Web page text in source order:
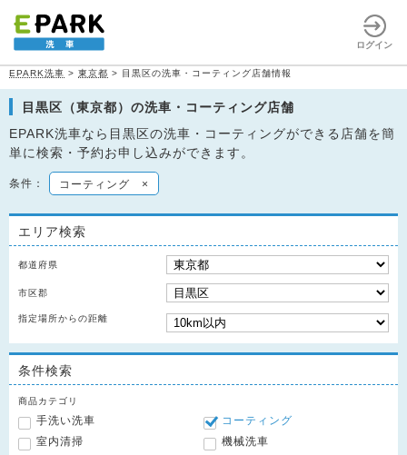
ログイン
EPARK洗車 > 東京都 > 目黒区の洗車・コーティング店舗情報
目黒区（東京都）の洗車・コーティング店舗
EPARK洗車なら目黒区の洗車・コーティングができる店舗を簡
単に検索・予約お申し込みができます。
条件： コーティング ×
エリア検索
都道府県
市区郡
指定場所からの距離
条件検索
商品カテゴリ
手洗い洗車
コーティング
室内清掃
機械洗車